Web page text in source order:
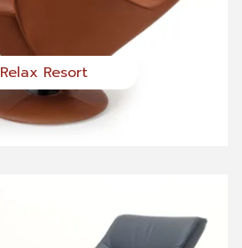
Relax Resort